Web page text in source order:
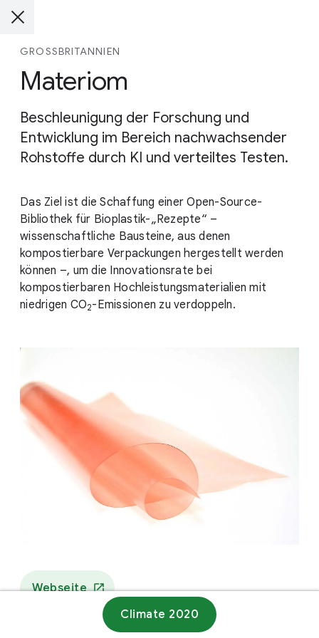
GROSSBRITANNIEN
Materiom
Beschleunigung der Forschung und
Entwicklung im Bereich nachwachsender
Rohstoffe durch KI und verteiltes Testen.
Das Ziel ist die Schaffung einer Open-Source-
Bibliothek für Bioplastik-„Rezepte“ –
wissenschaftliche Bausteine, aus denen
kompostierbare Verpackungen hergestellt werden
können –, um die Innovationsrate bei
kompostierbaren Hochleistungsmaterialien mit
niedrigen CO2-Emissionen zu verdoppeln.
Webseite
Climate 2020